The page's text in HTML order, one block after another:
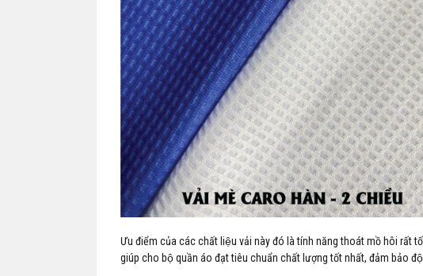
Ưu điểm của các chất liệu vải này đó là tính năng thoát mồ hôi rất
giúp cho bộ quần áo đạt tiêu chuẩn chất lượng tốt nhất, đảm bảo